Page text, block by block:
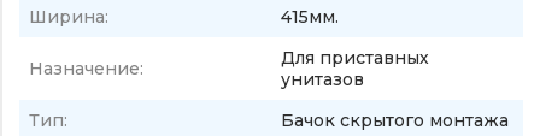
Ширина:
415мм.
Назначение:
Для приставных
унитазов
Тип:
Бачок скрытого монтажа